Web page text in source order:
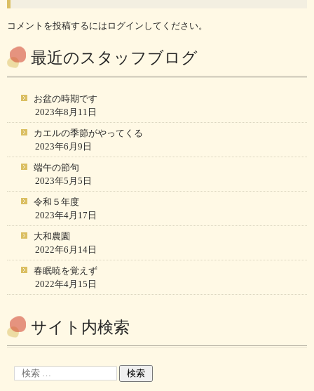
コメントを投稿するには ログイン してください。
最近のスタッフブログ
お盆の時期です
2023年8月11日
カエルの季節がやってくる
2023年6月9日
端午の節句
2023年5月5日
令和５年度
2023年4月17日
大和農園
2022年6月14日
春眠暁を覚えず
2022年4月15日
サイト内検索